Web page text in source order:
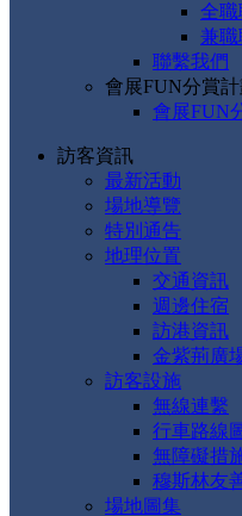
全職
兼職
聯繫我們
會展FUN分賞計
會展FUN
訪客資訊
最新活動
場地導覽
特別通告
地理位置
交通資訊
週邊住宿
訪港資訊
金紫荊廣
訪客設施
無線連繫
行車路線
無障礙措
穆斯林友
場地圖集